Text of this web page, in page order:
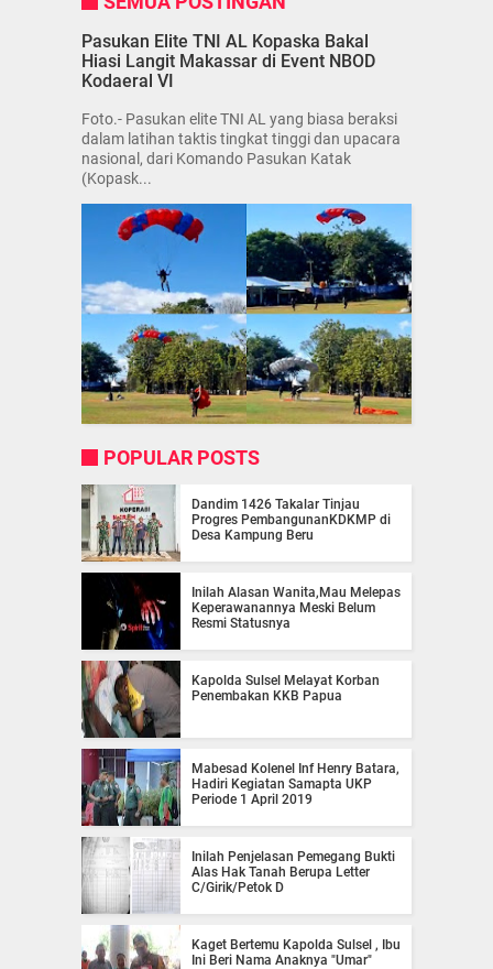
Pasukan Elite TNI AL Kopaska Bakal
Hiasi Langit Makassar di Event NBOD
Kodaeral VI
Foto.- Pasukan elite TNI AL yang biasa beraksi
dalam latihan taktis tingkat tinggi dan upacara
nasional, dari Komando Pasukan Katak
(Kopask...
POPULAR POSTS
Dandim 1426 Takalar Tinjau
Progres PembangunanKDKMP di
Desa Kampung Beru
Inilah Alasan Wanita,Mau Melepas
Keperawanannya Meski Belum
Resmi Statusnya
Kapolda Sulsel Melayat Korban
Penembakan KKB Papua
Mabesad Kolenel Inf Henry Batara,
Hadiri Kegiatan Samapta UKP
Periode 1 April 2019
Inilah Penjelasan Pemegang Bukti
Alas Hak Tanah Berupa Letter
C/Girik/Petok D
Kaget Bertemu Kapolda Sulsel , Ibu
Ini Beri Nama Anaknya "Umar"